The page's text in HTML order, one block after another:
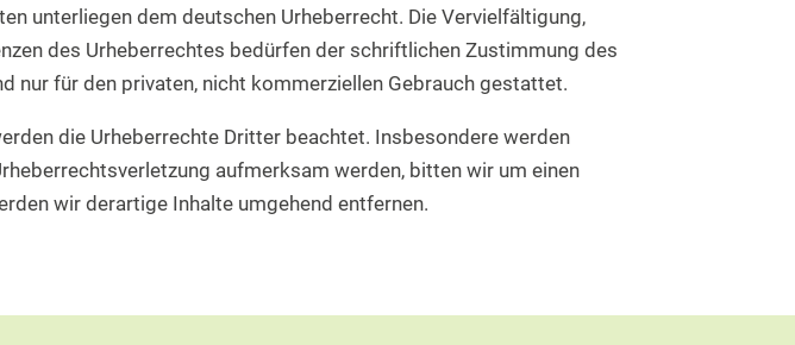
unterliegen dem deutschen Urheberrecht. Die Vervielfältigung,
des Urheberrechtes bedürfen der schriftlichen Zustimmung des
nur für den privaten, nicht kommerziellen Gebrauch gestattet.
die Urheberrechte Dritter beachtet. Insbesondere werden
aufmerksam werden, bitten wir um einen
wir derartige Inhalte umgehend entfernen.